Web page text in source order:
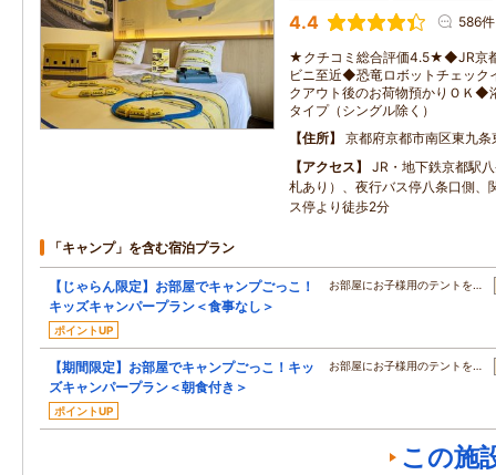
4.4 586件
★クチコミ総合評価4.5★◆JR京
ビニ至近◆恐竜ロボットチェッ
クアウト後のお荷物預かりＯＫ◆
タイプ（シングル除く）
住所
京都府京都市南区東九条
アクセス
JR・地下鉄京都駅
札あり）、夜行バス停八条口側、
ス停より徒歩2分
「キャンプ」を含む宿泊プラン
【じゃらん限定】お部屋でキャンプごっこ！
キッズキャンパープラン＜食事なし＞
ポイントUP
お部屋にお子様用のテントを…
【期間限定】お部屋でキャンプごっこ！キッ
ズキャンパープラン＜朝食付き＞
ポイントUP
お部屋にお子様用のテントを…
この施